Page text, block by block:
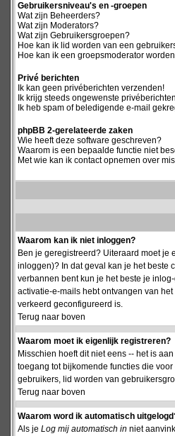
Gebruikersniveau's en -groepen
Wat zijn Beheerders?
Wat zijn Moderators?
Wat zijn Gebruikersgroepen?
Hoe kan ik lid worden van een
Hoe kan ik een groepsmoderator
Privé berichten
Ik kan geen privéberichten verzenden!
Ik krijg steeds ongewenste
Ik heb spam of beledigende e-mail
phpBB 2-gerelateerde zaken
Wie heeft deze software geschreven?
Waarom is een bepaalde functie niet
Met wie kan ik contact opnemen over
Waarom kan ik niet inloggen?
Ben je geregistreerd? Uiteraard moet je
inloggen)? In dat geval kan je het beste
verbannen bent kun je het beste je
activatie-e-mails hebt ontvangen van
verkeerd geconfigureerd is.
Terug naar boven
Waarom moet ik eigenlijk registreren?
Misschien hoeft dit niet eens -- het is
toegang tot bijkomende functies die
gebruikers, lid worden van
Terug naar boven
Waarom word ik automatisch
Als je Log mij automatisch in niet